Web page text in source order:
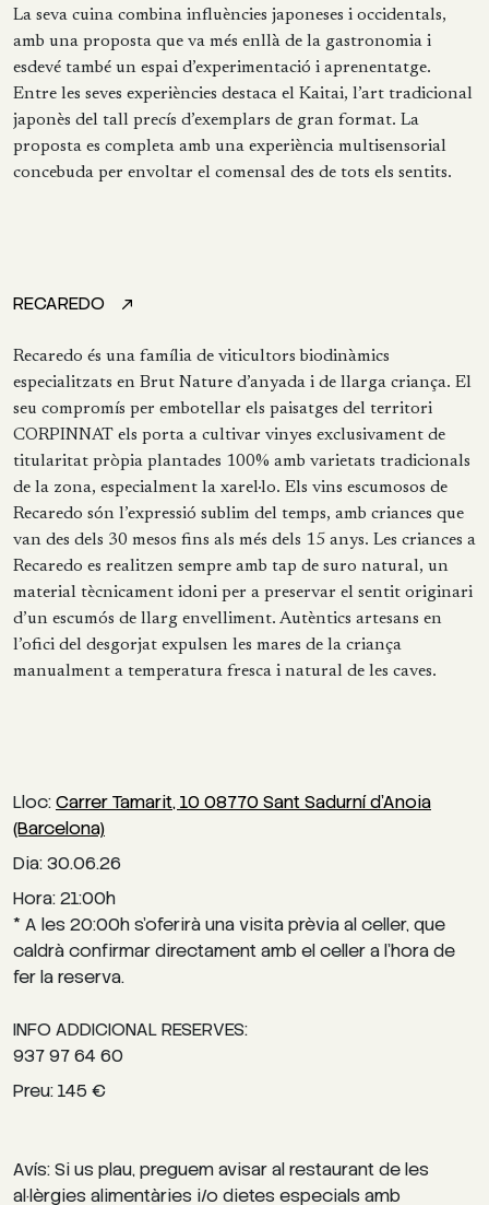
La seva cuina combina influències japoneses i occidentals,
amb una proposta que va més enllà de la gastronomia i
esdevé també un espai d’experimentació i aprenentatge.
Entre les seves experiències destaca el Kaitai, l’art tradicional
japonès del tall precís d’exemplars de gran format. La
proposta es completa amb una experiència multisensorial
concebuda per envoltar el comensal des de tots els sentits.
RECAREDO
Recaredo és una família de viticultors biodinàmics
especialitzats en Brut Nature d’anyada i de llarga criança. El
seu compromís per embotellar els paisatges del territori
CORPINNAT els porta a cultivar vinyes exclusivament de
titularitat pròpia plantades 100% amb varietats tradicionals
de la zona, especialment la xarel·lo. Els vins escumosos de
Recaredo són l’expressió sublim del temps, amb criances que
van des dels 30 mesos fins als més dels 15 anys. Les criances a
Recaredo es realitzen sempre amb tap de suro natural, un
material tècnicament idoni per a preservar el sentit originari
d’un escumós de llarg envelliment. Autèntics artesans en
l’ofici del desgorjat expulsen les mares de la criança
manualment a temperatura fresca i natural de les caves.
Lloc:Carrer Tamarit, 10 08770 Sant Sadurní d'Anoia
(Barcelona)
Dia: 30.06.26
Hora: 21:00h
* A les 20:00h s’oferirà una visita prèvia al celler, que
caldrà confirmar directament amb el celler a l’hora de
fer la reserva.
INFO ADDICIONAL RESERVES:
937 97 64 60
Preu: 145 €
Avís: Si us plau, preguem avisar al restaurant de les
al·lèrgies alimentàries i/o dietes especials amb